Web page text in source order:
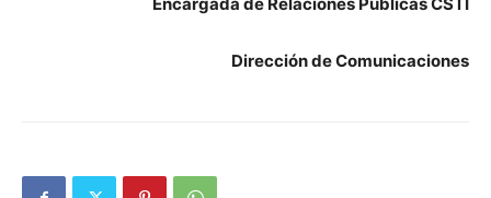
Dirección de Comunicaciones